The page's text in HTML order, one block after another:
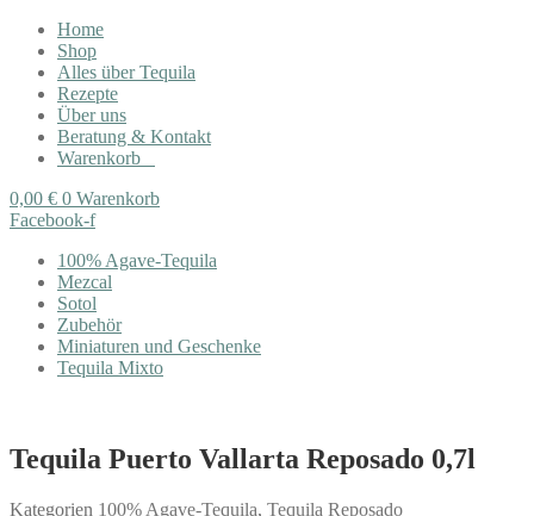
Home
Shop
Alles über Tequila
Rezepte
Über uns
Beratung & Kontakt
Warenkorb
0,00 € 0 Warenkorb
Facebook-f
100% Agave-Tequila
Mezcal
Sotol
Zubehör
Miniaturen und Geschenke
Tequila Mixto
Tequila Puerto Vallarta Reposado 0,7l
Kategorien 100% Agave-Tequila, Tequila Reposado